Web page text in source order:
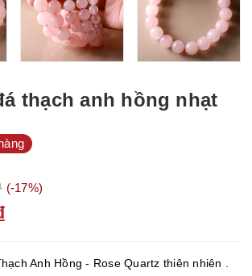
thạch anh hồng nhạt
(-17%)
Anh Hồng - Rose Quartz thiên nhiên .